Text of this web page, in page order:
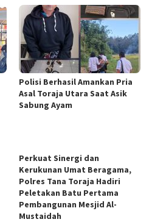
Polisi Berhasil Amankan Pria
Asal Toraja Utara Saat Asik
Sabung Ayam
Perkuat Sinergi dan
Kerukunan Umat Beragama,
Polres Tana Toraja Hadiri
Peletakan Batu Pertama
Pembangunan Mesjid Al-
Mustaidah